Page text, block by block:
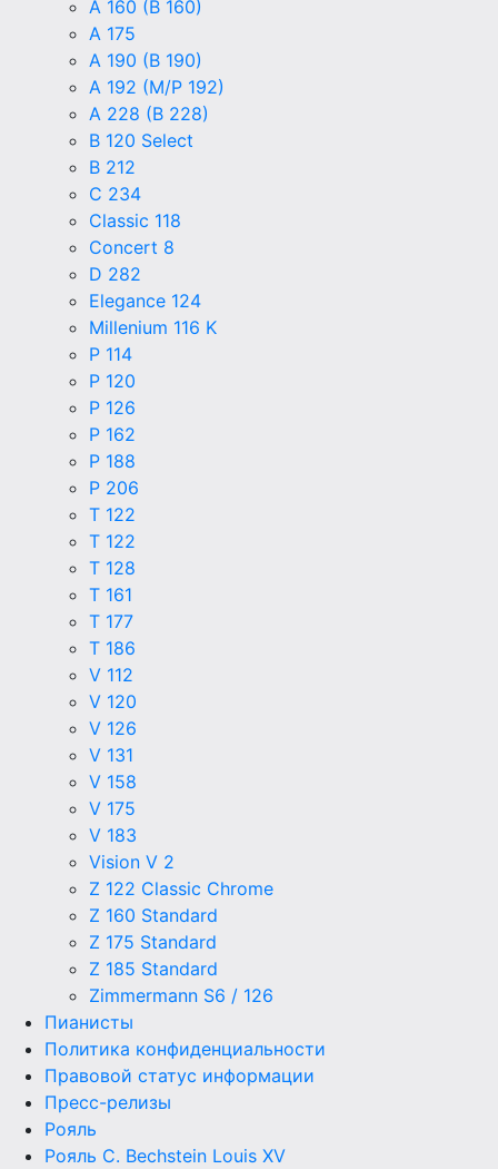
A 160 (B 160)
A 175
A 190 (B 190)
A 192 (M/P 192)
A 228 (B 228)
B 120 Select
B 212
C 234
Classic 118
Concert 8
D 282
Elegance 124
Millenium 116 K
P 114
P 120
P 126
P 162
P 188
P 206
T 122
T 122
T 128
T 161
T 177
T 186
V 112
V 120
V 126
V 131
V 158
V 175
V 183
Vision V 2
Z 122 Classic Chrome
Z 160 Standard
Z 175 Standard
Z 185 Standard
Zimmermann S6 / 126
Пианисты
Политика конфиденциальности
Правовой статус информации
Пресс-релизы
Рояль
Рояль C. Bechstein Louis XV